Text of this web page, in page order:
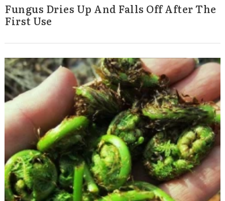
Fungus Dries Up And Falls Off After The
First Use